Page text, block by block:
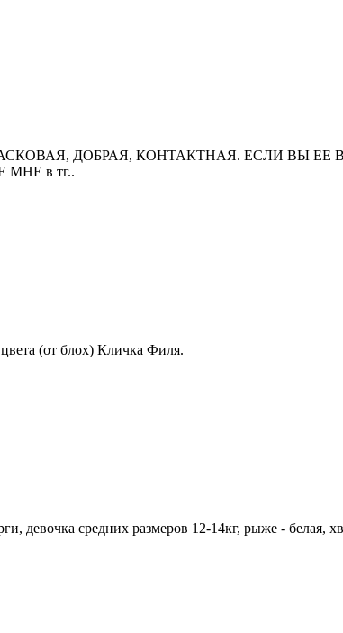
ДОБРАЯ, КОНТАКТНАЯ. ЕСЛИ ВЫ ЕЕ
в тг..
(от блох) Кличка Филя.
девочка средних размеров 12-14кг, рыже - белая,